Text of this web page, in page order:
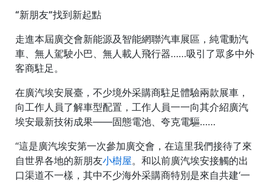
“新朋友”找到新起點
走進本屆廣交會新能源及智能網聯汽車展區，純電動汽
車、無人駕駛小巴、無人載人飛行器……吸引了眾多中外
客商駐足。
在廣汽埃安展臺，不少境外采購商駐足體驗兩款展車，
向工作人員了解車型配置，工作人員一一向其介紹廣汽
埃安最新技術成果——固態電池、夸克電驅……
“這是廣汽埃安第一次參加廣交會，在這里我們接待了來
自世界各地的新朋友小樹屋。和以前廣汽埃安接觸的出
口渠道不一樣，其中不少海外采購商特別是來自共建‘一